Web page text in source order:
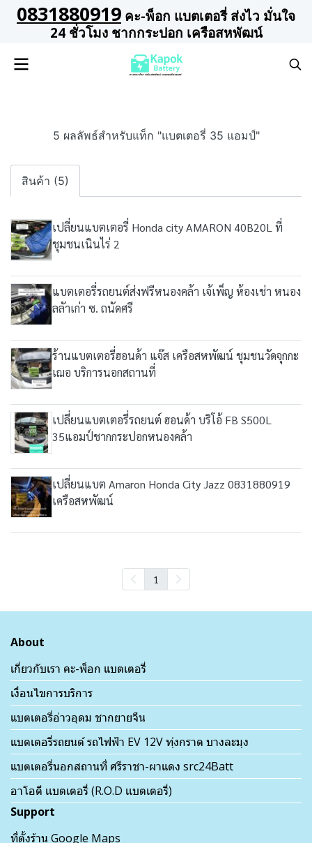
0831880919 คะ-พ็อก แบตเตอรี่ ส่งไว มั่นใจ
24 ชั่วโมง ชากกระปอก เครือสหพัฒน์
5 ผลลัพธ์สำหรับแท็ก "แบตเตอรี่ 35 แอมป์"
สินค้า (5)
เปลี่ยนแบตเตอรี่ Honda city AMARON 40B20L ที่
ชุมชนเนินไร่ 2
แบตเตอรี่รถยนต์ส่งฟรีหนองคล้า เจ้เพ็ญ ห้องเช่า หนอง
ลลัาเก่า ซ. ถนัดศรี
ร้านแบตเตอรี่ฮอนด้า แจ๊ส เครือสหพัฒน์ ชุมชนวัดจุกกะ
เฌอ บริการนอกสถานที่
เปลี่ยนแบตเตอรี่รถยนต์ ฮอนด้า บริโอ้ FB S500L
35แอมป์ชากกระปอกหนองคล้า
เปลี่ยนแบต Amaron Honda City Jazz 0831880919
เครือสหพัฒน์
1
About
เกี่ยวกับเรา คะ-พ็อก แบตเตอรี่
เงื่อนไขการบริการ
แบตเตอรี่อ่าวอุดม ชากยายจีน
แบตเตอรี่รถยนต์ รถไฟฟ้า EV 12V ทุ่งกราด บางละมุง
แบตเตอรี่นอกสถานที่ ศรีราชา-ผาแดง src24Batt
อาโอดี เเบตเตอรี่ (R.O.D เเบตเตอรี่)
Support
ที่ตั้งร้าน Google Maps